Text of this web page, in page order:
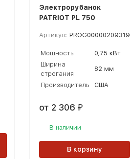
Электрорубанок
PATRIOT PL 750
Артикул: PROG00000209319
Мощность
0,75 кВт
Ширина
строгания
82 мм
Производитель США
от 2 306 ₽
В наличии
В корзину